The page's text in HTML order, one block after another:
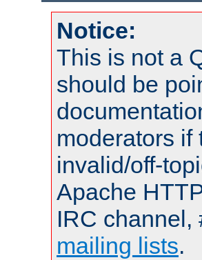
Notice:
This is not a
should be
moderators if
invalid/off-
Apache
IRC channel,
mailing lists.